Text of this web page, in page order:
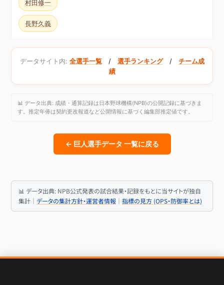
村田修一
長野久義
データサイト内: 全選手一覧/ 選手ランキング/ チーム成
績
📊 データ出典: 成績・通算記録は日本野球機構(NPB)の公開記録に基づきま
す。推定年俸は契約更改報道など公開情報に基づく編集部推定値です。
← 巨人選手データ 一覧に戻る
📊 データ出典: NPB公式発表の試合結果・記録をもとに当サイトが独自
集計｜ データの集計方針・運営者情報 ｜ 指標の見方 (OPS・防御率とは)